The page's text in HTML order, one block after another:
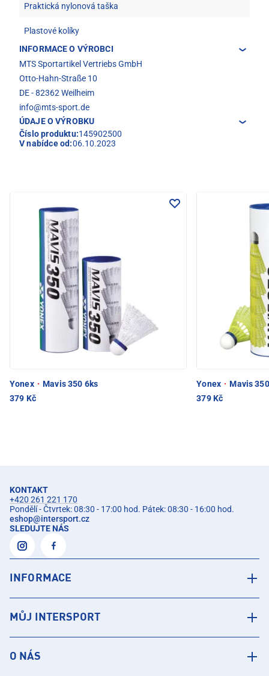
Praktická nylonová taška
Plastové kolíky
INFORMACE O VÝROBCI
MTS Sportartikel Vertriebs GmbH
Otto-Hahn-Straße 10
DE - 82362 Weilheim
info@mts-sport.de
ÚDAJE O VÝROBKU
Číslo produktu:145902500
V nabídce od:06.10.2023
Yonex · Mavis 350 6ks
379 Kč
Yonex · Mavis
379 Kč
KONTAKT
+420 261 221 170
Pondělí - Čtvrtek: 08:30 - 17:00 hod. Pátek: 08:30 - 16:00 hod.
eshop@intersport.cz
SLEDUJTE NÁS
INFORMACE
MŮJ INTERSPORT
O NÁS